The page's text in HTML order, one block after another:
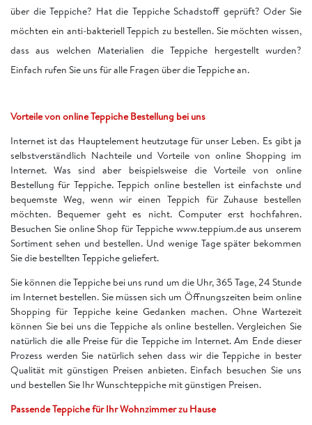
über die Teppiche? Hat die Teppiche Schadstoff geprüft? Oder Sie
möchten ein anti-bakteriell Teppich zu bestellen. Sie möchten wissen,
dass aus welchen Materialien die Teppiche hergestellt wurden?
Einfach rufen Sie uns für alle Fragen über die Teppiche an.
Vorteile von online Teppiche Bestellung bei uns
Internet ist das Hauptelement heutzutage für unser Leben. Es gibt ja
selbstverständlich Nachteile und Vorteile von online Shopping im
Internet. Was sind aber beispielsweise die Vorteile von online
Bestellung für Teppiche. Teppich online bestellen ist einfachste und
bequemste Weg, wenn wir einen Teppich für Zuhause bestellen
möchten. Bequemer geht es nicht. Computer erst hochfahren.
Besuchen Sie online Shop für Teppiche www.teppium.de aus unserem
Sortiment sehen und bestellen. Und wenige Tage später bekommen
Sie die bestellten Teppiche geliefert.
Sie können die Teppiche bei uns rund um die Uhr, 365 Tage, 24 Stunde
im Internet bestellen. Sie müssen sich um Öffnungszeiten beim online
Shopping für Teppiche keine Gedanken machen. Ohne Wartezeit
können Sie bei uns die Teppiche als online bestellen. Vergleichen Sie
natürlich die alle Preise für die Teppiche im Internet. Am Ende dieser
Prozess werden Sie natürlich sehen dass wir die Teppiche in bester
Qualität mit günstigen Preisen anbieten. Einfach besuchen Sie uns
und bestellen Sie Ihr Wunschteppiche mit günstigen Preisen.
Passende Teppiche für Ihr Wohnzimmer zu Hause